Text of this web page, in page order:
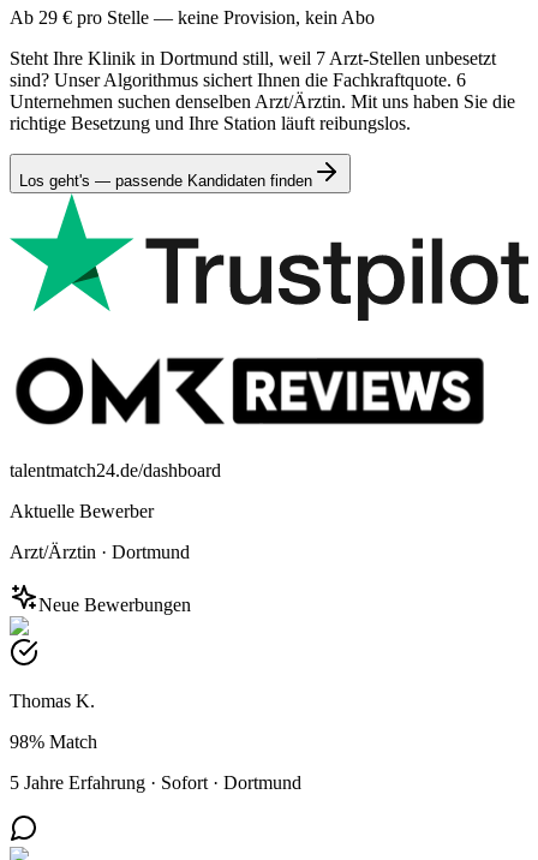
Ab 29 € pro Stelle — keine Provision, kein Abo
Steht Ihre Klinik in Dortmund still, weil 7 Arzt-Stellen unbesetzt
sind? Unser Algorithmus sichert Ihnen die Fachkraftquote. 6
Unternehmen suchen denselben Arzt/Ärztin. Mit uns haben Sie die
richtige Besetzung und Ihre Station läuft reibungslos.
Los geht's — passende Kandidaten finden
talentmatch24.de/dashboard
Aktuelle Bewerber
Arzt/Ärztin · Dortmund
Neue Bewerbungen
Thomas K.
98% Match
5 Jahre Erfahrung · Sofort · Dortmund